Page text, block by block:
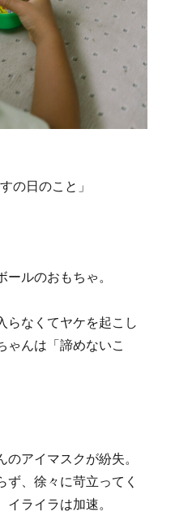
の日のこと」
ルのおもちゃ。
らなくてヤケを起こし
ゃんは「諦めないこ
アイマスクが紛失。
、徐々に苛立ってく
ライラは加速。